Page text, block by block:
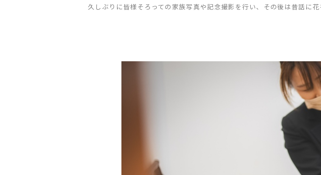
久しぶりに皆様そろっての家族写真や記念撮影を行い、その後は昔話に